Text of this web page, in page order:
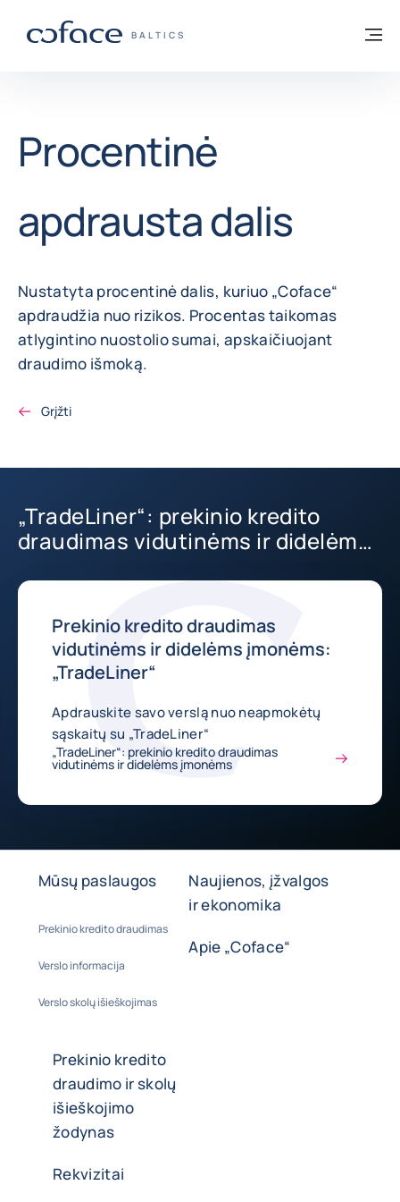
„COFACE“ FOR TRADE - GRUPĖS
BALTICS
Grįžti į pradžią
Procentinė
apdrausta dalis
Nustatyta procentinė dalis, kuriuo „Coface“
apdraudžia nuo rizikos. Procentas taikomas
atlygintino nuostolio sumai, apskaičiuojant
draudimo išmoką.
Grįžti
„TradeLiner“: prekinio kredito
draudimas vidutinėms ir didelėms
Prekinio kredito draudimas
vidutinėms ir didelėms įmonėms:
„TradeLiner“
Apdrauskite savo verslą nuo neapmokėtų
sąskaitų su „TradeLiner“
„TradeLiner“: prekinio kredito draudimas
vidutinėms ir didelėms įmonėms
Mūsų paslaugos
Prekinio kredito draudimas
Verslo informacija
Verslo skolų išieškojimas
Naujienos, įžvalgos
ir ekonomika
Apie „Coface“
Prekinio kredito
draudimo ir skolų
išieškojimo
žodynas
Rekvizitai